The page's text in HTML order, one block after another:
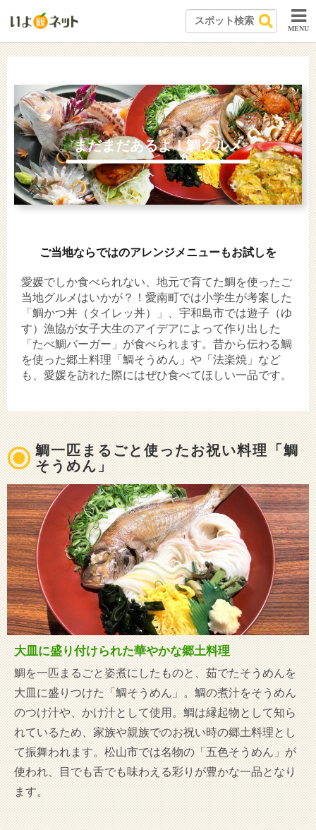
MENU
まだまだあるよ！鯛グルメ
ご当地ならではのアレンジメニューもお試しを
愛媛でしか食べられない、地元で育てた鯛を使ったご
当地グルメはいかが？！愛南町では小学生が考案した
「鯛かつ丼（タイレッ丼）」、宇和島市では遊子（ゆ
す）漁協が女子大生のアイデアによって作り出した
「たべ鯛バーガー」が食べられます。昔から伝わる鯛
を使った郷土料理「鯛そうめん」や「法楽焼」など
も、愛媛を訪れた際にはぜひ食べてほしい一品です。
鯛一匹まるごと使ったお祝い料理「鯛
そうめん」
大皿に盛り付けられた華やかな郷土料理
鯛を一匹まるごと姿煮にしたものと、茹でたそうめんを
大皿に盛りつけた「鯛そうめん」。鯛の煮汁をそうめん
のつけ汁や、かけ汁として使用。鯛は縁起物として知ら
れているため、家族や親族でのお祝い時の郷土料理とし
て振舞われます。松山市では名物の「五色そうめん」が
使われ、目でも舌でも味わえる彩りが豊かな一品となり
ます。